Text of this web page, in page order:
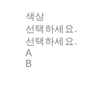
색상
선택하세요.
선택하세요.
A
B